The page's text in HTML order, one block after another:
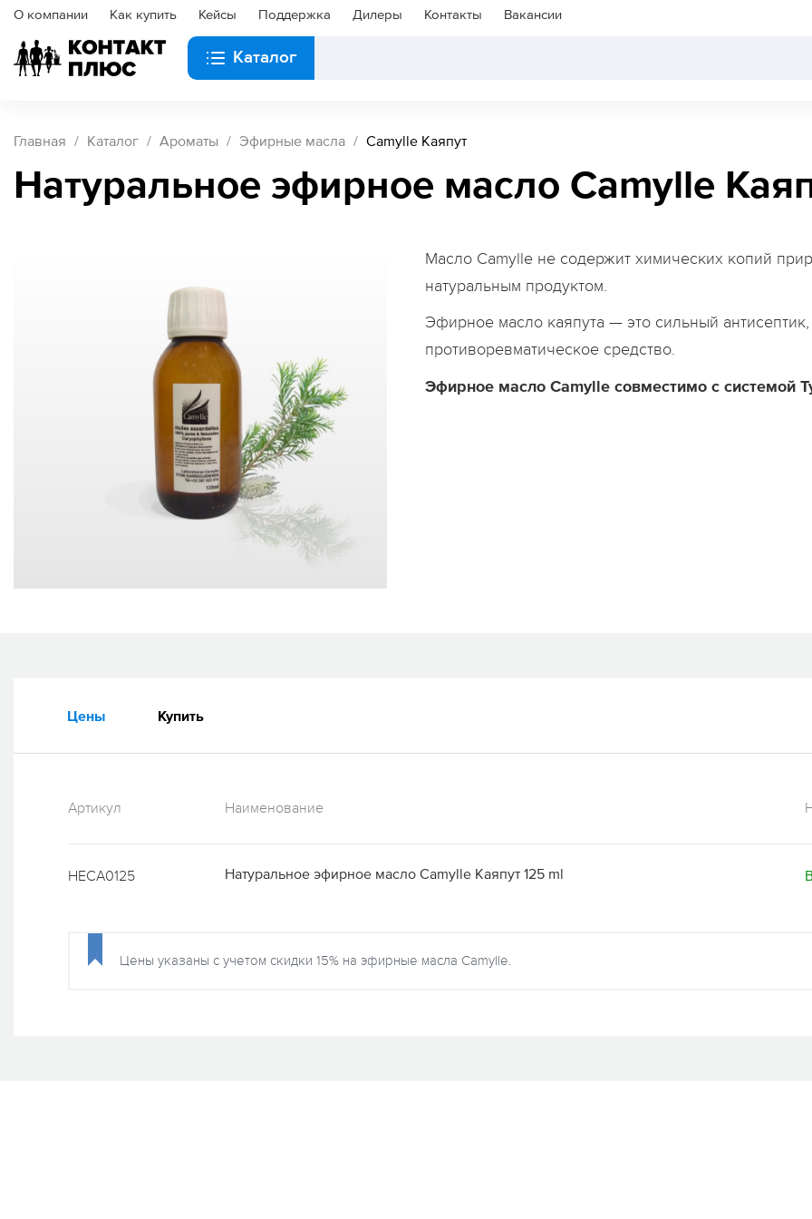
О компании Как купить Кейсы Поддержка Дилеры Контакты Вакансии
Каталог
Главная Каталог Ароматы Эфирные масла Camylle Каяпут
Натуральное эфирное масло Camylle
Масло Camylle не содержит химических копий
натуральным продуктом.
Эфирное масло каяпута — это сильный
противоревматическое средство.
Эфирное масло Camylle совместимо с системой
Цены Купить
Артикул Наименование
HECA0125 Натуральное эфирное масло Camylle Каяпут 125 ml
Цены указаны с учетом скидки 15% на эфирные масла Camylle.